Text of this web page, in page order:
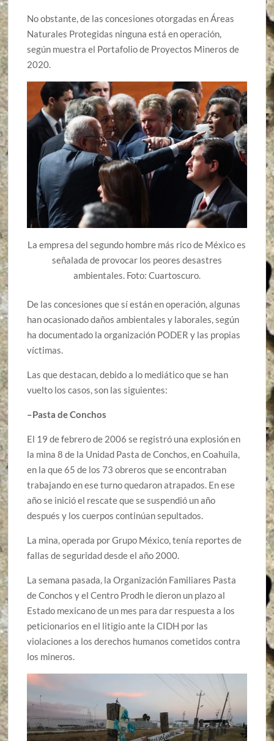
No obstante, de las concesiones otorgadas en Áreas
Naturales Protegidas ninguna está en operación,
según muestra el Portafolio de Proyectos Mineros de
2020.
La empresa del segundo hombre más rico de México es
señalada de provocar los peores desastres
ambientales. Foto: Cuartoscuro.
De las concesiones que sí están en operación, algunas
han ocasionado daños ambientales y laborales, según
ha documentado la organización PODER y las propias
víctimas.
Las que destacan, debido a lo mediático que se han
vuelto los casos, son las siguientes:
–Pasta de Conchos
El 19 de febrero de 2006 se registró una explosión en
la mina 8 de la Unidad Pasta de Conchos, en Coahuila,
en la que 65 de los 73 obreros que se encontraban
trabajando en ese turno quedaron atrapados. En ese
año se inició el rescate que se suspendió un año
después y los cuerpos continúan sepultados.
La mina, operada por Grupo México, tenía reportes de
fallas de seguridad desde el año 2000.
La semana pasada, la Organización Familiares Pasta
de Conchos y el Centro Prodh le dieron un plazo al
Estado mexicano de un mes para dar respuesta a los
peticionarios en el litigio ante la CIDH por las
violaciones a los derechos humanos cometidos contra
los mineros.